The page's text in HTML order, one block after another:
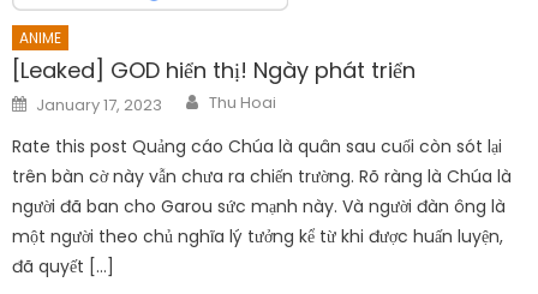
ANIME
[Leaked] GOD hiển thị! Ngày phát triển
Posted
on
January 17, 2023 Author
Thu Hoai
Rate this post Quảng cáo Chúa là quân sau cuối còn sót lại
trên bàn cờ này vẫn chưa ra chiến trường. Rõ ràng là Chúa là
người đã ban cho Garou sức mạnh này. Và người đàn ông là
một người theo chủ nghĩa lý tưởng kể từ khi được huấn luyện,
đã quyết […]